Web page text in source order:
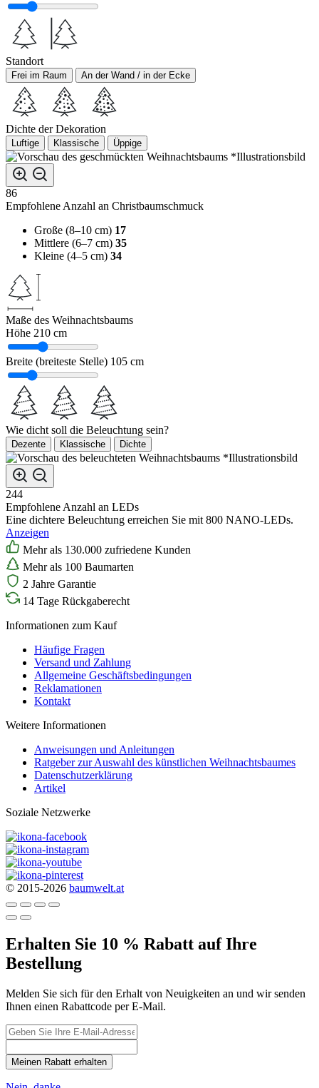
Standort
Frei im Raum An der Wand / in der Ecke
Dichte der Dekoration
Luftige Klassische Üppige
*Illustrationsbild
86
Empfohlene Anzahl an Christbaumschmuck
Große (8–10 cm) 17
Mittlere (6–7 cm) 35
Kleine (4–5 cm) 34
Maße des Weihnachtsbaums
Höhe 210 cm
Breite (breiteste Stelle) 105 cm
Wie dicht soll die Beleuchtung sein?
Dezente Klassische Dichte
*Illustrationsbild
244
Empfohlene Anzahl an LEDs
Eine dichtere Beleuchtung erreichen Sie mit 800 NANO-LEDs.
Anzeigen
Mehr als 130.000 zufriedene Kunden
Mehr als 100 Baumarten
2 Jahre Garantie
14 Tage Rückgaberecht
Informationen zum Kauf
Häufige Fragen
Versand und Zahlung
Allgemeine Geschäftsbedingungen
Reklamationen
Kontakt
Weitere Informationen
Anweisungen und Anleitungen
Ratgeber zur Auswahl des künstlichen Weihnachtsbaumes
Datenschutzerklärung
Artikel
Soziale Netzwerke
© 2015-2026 baumwelt.at
Erhalten Sie 10 % Rabatt auf Ihre
Bestellung
Melden Sie sich für den Erhalt von Neuigkeiten an und wir senden
Ihnen einen Rabattcode per E-Mail.
Meinen Rabatt erhalten